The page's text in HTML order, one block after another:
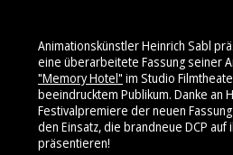
Animationskünstler Heinrich Sabl
eine überarbeitete Fassung seiner
"Memory Hotel" im Studio
beeindrucktem Publikum. Danke an
Festivalpremiere der neuen
den Einsatz, die brandneue DCP auf
präsentieren!